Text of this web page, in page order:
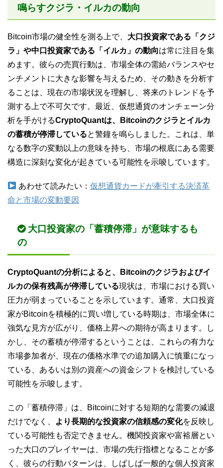
鳴らすクジラ・イルカの動向
Bitcoin市場の健全性を測る上で、 大口投資家である「クジ
ラ」や中口投資家である「イルカ」の動向は常に注目を集
めます。彼らの売買行動は、市場全体の需給バランスやセ
ンチメントに大きな影響を与えるため、その動きを分析す
ることは、現在の市場状況を理解し、将来のトレンドを予
測する上で不可欠です。最近、仮想通貨のオンチェーン分
析を手がけるCryptoQuantは、Bitcoinのクジラとイルカ
の蓄積が停滞していると警鐘を鳴らしました。これは、単
なる数字の変動以上の意味を持ち、市場の根底にある需要
構造に深刻な変化が起きている可能性を示唆しています。
あわせて読みたい： 仮想通貨カードが牽引する決済革
命と市場の変動要因
大口投資家の「蓄積停滞」が意味するも
の
CryptoQuantの分析によると、Bitcoinのクジラおよびイ
ルカの保有残高が停滞している現状は、市場における買い
圧力が弱まっていることを示しています。通常、大口投資
家がBitcoinを積極的に買い増している時期は、市場全体に
強気な見方が広がり、価格上昇への期待が高まります。し
かし、その蓄積が停滞するということは、これらの有力な
市場参加者が、現在の価格水準での追加購入に慎重になっ
ている、あるいは別の資産への資金シフトを検討している
可能性を示唆します。
この「蓄積停滞」は、Bitcoinに対する短期的な需要の減退
だけでなく、
より長期的な投資家の信頼感の変化を反映し
ている可能性も否定できません。機関投資家や富裕層とい
った大口のプレイヤーは、市場の先行指標となることが多
く、彼らの行動パターンは、しばしば一般的な個人投資家